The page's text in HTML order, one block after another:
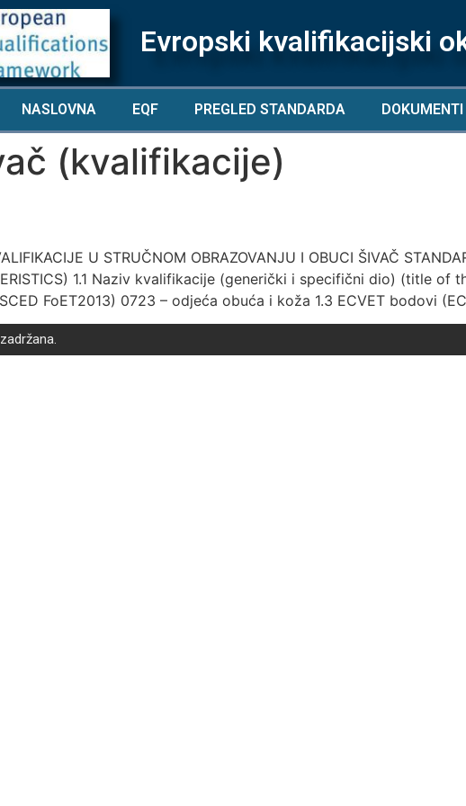
Evropski kvalifikacijski
NASLOVNA EQF PREGLED STANDARDA DOKUMENTI
(kvalifikacije)
U STRUČNOM OBRAZOVANJU I OBUCI ŠIVAČ
1.1 Naziv kvalifikacije (generički i specifični dio) (title
FoET2013) 0723 – odjeća obuća i koža 1.3 ECVET bodovi